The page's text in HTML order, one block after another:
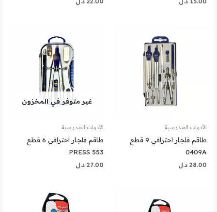
الأدوات المدرسية
طاقم فلجار احترافي 9 قطع
0409A
28.00 د.ل
غير متوفر في المخزون
الأدوات المدرسية
طاقم فلجار احترافي 6 قطع
PRESS 553
27.00 د.ل